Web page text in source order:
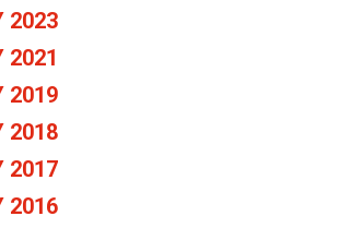
2023
2021
2019
2018
2017
2016